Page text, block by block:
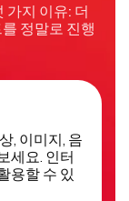
가지 이유: 더
정말로 진행
, 이미지, 음
세요. 인터
용할 수 있